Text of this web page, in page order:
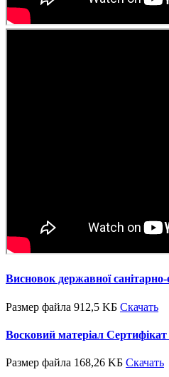
Висновок державної санітарно-
Размер файла 912,5 KБ Скачать
Восковий матеріал Сертифікат
Размер файла 168,26 KБ Скачать